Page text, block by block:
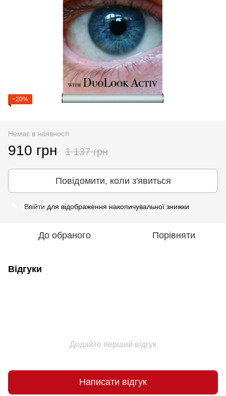
−20%
Немає в наявності
910 грн 1 137 грн
Повідомити, коли з'явиться
Ввійти для відображення накопичувальної знижки
До обраного Порівняти
Відгуки
Додайте перший відгук
Написати відгук